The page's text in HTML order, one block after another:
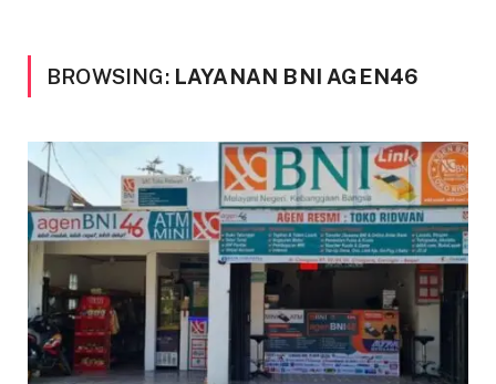
BROWSING: LAYANAN BNI AGEN46